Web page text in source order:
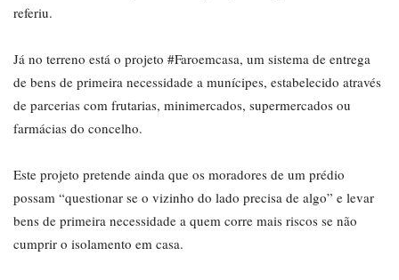
referiu.
Já no terreno está o projeto #Faroemcasa, um sistema de entrega
de bens de primeira necessidade a munícipes, estabelecido através
de parcerias com frutarias, minimercados, supermercados ou
farmácias do concelho.
Este projeto pretende ainda que os moradores de um prédio
possam “questionar se o vizinho do lado precisa de algo” e levar
bens de primeira necessidade a quem corre mais riscos se não
cumprir o isolamento em casa.